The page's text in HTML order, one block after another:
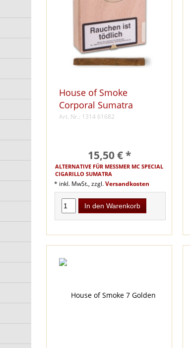
House of Smoke
Corporal Sumatra
ALTERNATIVE FÜR MESSMER MC SPECIAL
CIGARILLO SUMATRA
Art. Nr.: 1314 61682
15,50 € *
* inkl. MwSt., zzgl.Versandkosten
In den Warenkorb